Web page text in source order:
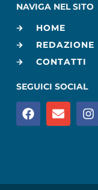
NAVIGA NEL SITO
HOME
REDAZIONE
CONTATTI
SEGUICI SOCIAL